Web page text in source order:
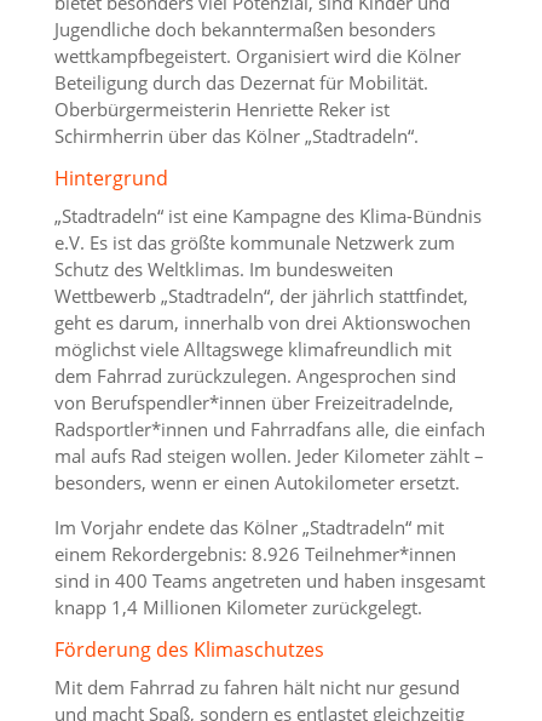
Jugendliche doch bekanntermaßen besonders
wettkampfbegeistert. Organisiert wird die Kölner
Beteiligung durch das Dezernat für Mobilität.
Oberbürgermeisterin Henriette Reker ist
Schirmherrin über das Kölner „Stadtradeln“.
Hintergrund
„Stadtradeln“ ist eine Kampagne des Klima-Bündnis
e.V. Es ist das größte kommunale Netzwerk zum
Schutz des Weltklimas. Im bundesweiten
Wettbewerb „Stadtradeln“, der jährlich stattfindet,
geht es darum, innerhalb von drei Aktionswochen
möglichst viele Alltagswege klimafreundlich mit
dem Fahrrad zurückzulegen. Angesprochen sind
von Berufspendler*innen über Freizeitradelnde,
Radsportler*innen und Fahrradfans alle, die einfach
mal aufs Rad steigen wollen. Jeder Kilometer zählt –
besonders, wenn er einen Autokilometer ersetzt.
Im Vorjahr endete das Kölner „Stadtradeln“ mit
einem Rekordergebnis: 8.926 Teilnehmer*innen
sind in 400 Teams angetreten und haben insgesamt
knapp 1,4 Millionen Kilometer zurückgelegt.
Förderung des Klimaschutzes
Mit dem Fahrrad zu fahren hält nicht nur gesund
und macht Spaß, sondern es entlastet gleichzeitig